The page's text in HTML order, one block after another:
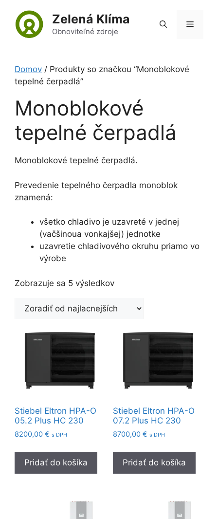
obsah
Zelená Klíma
Obnoviteľné zdroje
Menu
Domov / Produkty so značkou “Monoblokové
tepelné čerpadlá”
Monoblokové
tepelné čerpadlá
Monoblokové tepelné čerpadlá.
Prevedenie tepelného čerpadla monoblok
znamená:
všetko chladivo je uzavreté v jednej
(vačšinoua vonkajšej) jednotke
uzavretie chladivového okruhu priamo vo
výrobe
Zobrazuje sa 5 výsledkovZoradené
ceny:
najnižšej
najvyššiu
Stiebel Eltron HPA-O
05.2 Plus HC 230
8200,00 € s DPH
Pridať do košíka
Stiebel Eltron HPA-O
07.2 Plus HC 230
8700,00 € s DPH
Pridať do košíka